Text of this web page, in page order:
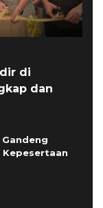
di
dan
Kepesertaan